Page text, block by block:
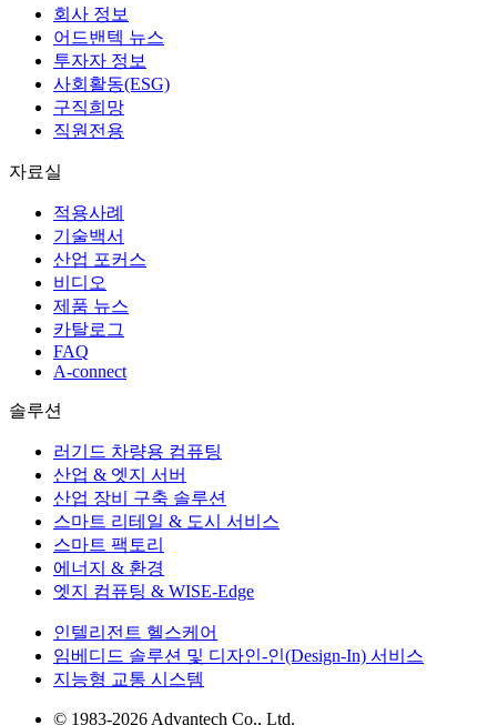
회사 정보
어드밴텍 뉴스
투자자 정보
사회활동(ESG)
구직희망
직원전용
자료실
적용사례
기술백서
산업 포커스
비디오
제품 뉴스
카탈로그
FAQ
A-connect
솔루션
러기드 차량용 컴퓨팅
산업 & 엣지 서버
산업 장비 구축 솔루션
스마트 리테일 & 도시 서비스
스마트 팩토리
에너지 & 환경
엣지 컴퓨팅 & WISE-Edge
인텔리전트 헬스케어
임베디드 솔루션 및 디자인-인(Design-In) 서비스
지능형 교통 시스템
© 1983-2026 Advantech Co., Ltd.